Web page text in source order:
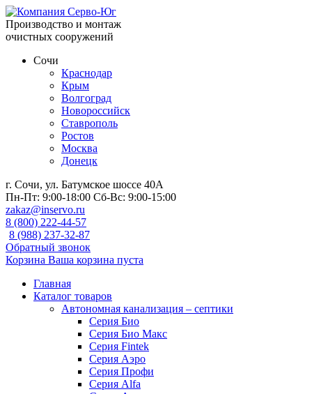
Производство и монтаж
очистных сооружений
Сочи
Краснодар
Крым
Волгоград
Новороссийск
Ставрополь
Ростов
Москва
Донецк
г. Сочи, ул. Батумское шоссе 40А
Пн-Пт: 9:00-18:00 Сб-Вс: 9:00-15:00
zakaz@inservo.ru
8 (800) 222-44-57
8 (988) 237-32-87
Обратный звонок
Корзина Ваша корзина пуста
Главная
Каталог товаров
Автономная канализация – септики
Серия Био
Серия Био Макс
Серия Fintek
Серия Аэро
Серия Профи
Серия Alfa